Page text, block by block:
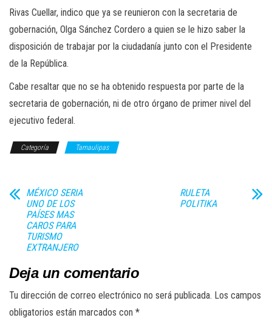
Rivas Cuellar, indico que ya se reunieron con la secretaria de
gobernación, Olga Sánchez Cordero a quien se le hizo saber la
disposición de trabajar por la ciudadanía junto con el Presidente
de la República.
Cabe resaltar que no se ha obtenido respuesta por parte de la
secretaria de gobernación, ni de otro órgano de primer nivel del
ejecutivo federal.
Categoría Tamaulipas
MÉXICO SERIA
UNO DE LOS
PAÍSES MAS
CAROS PARA
TURISMO
EXTRANJERO
RULETA
POLITIKA
Deja un comentario
Tu dirección de correo electrónico no será publicada. Los campos
obligatorios están marcados con *